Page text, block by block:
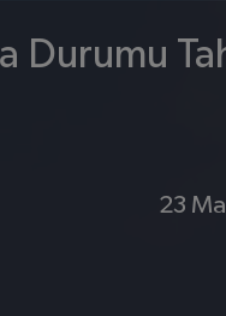
Durumu
23